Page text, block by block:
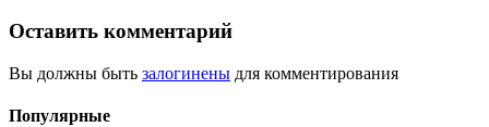
Оставить комментарий
Вы должны быть залогинены для комментирования
Популярные